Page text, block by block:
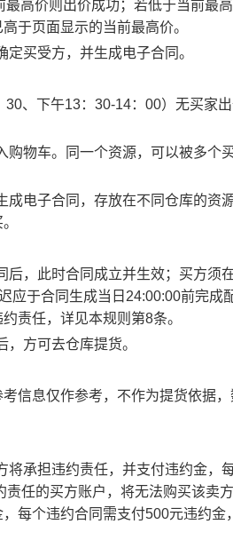
高价则出价成功；若低于当前最
于页面显示的当前最高价。
买受方，并生成电子合同。
、下午13：30-14：00）无买家
物车。同一个资源，可以被多个
电子合同，存放在不同仓库的资
，此时合同成立并生效；买方须
应于合同生成当日24:00:00前完
责任，详见本规则第8条。
方可去仓库提货。
信息仅作参考，不作为提货依据
承担违约责任，并支付违约金，
责任的买方账户，将无法购买该卖
每个违约合同需支付500元违约